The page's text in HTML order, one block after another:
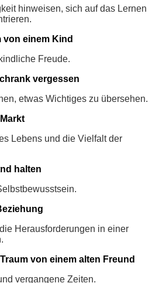
hinweisen, sich auf das Lernen
von einem Kind
Freude.
vergessen
etwas Wichtiges zu übersehen.
Lebens und die Vielfalt der
halten
Herausforderungen in einer
von einem alten Freund
vergangene Zeiten.